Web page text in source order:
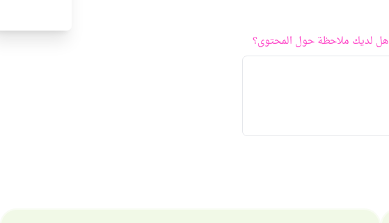
هل لديك ملاحظة حول المحتوى؟